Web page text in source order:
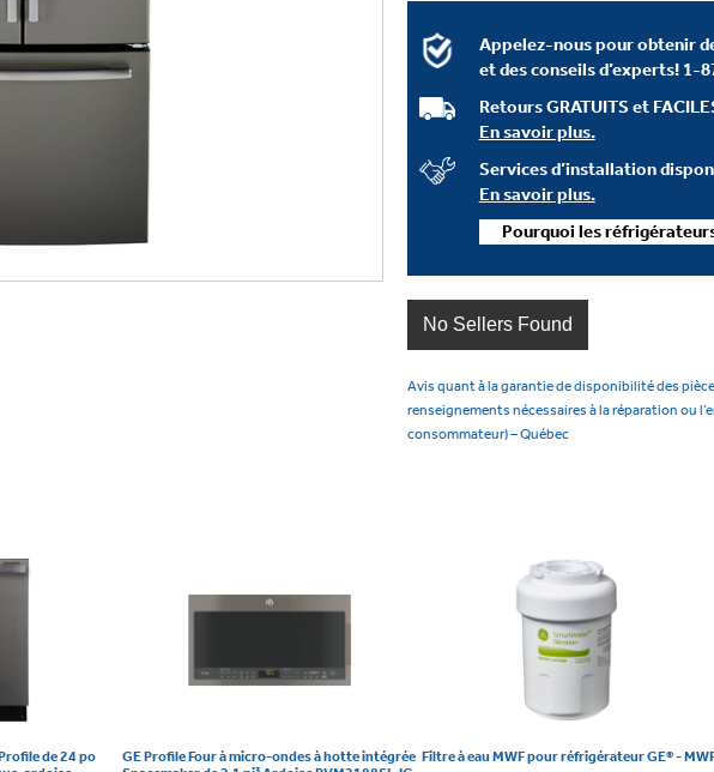
Appelez-nous pour obtenir
et des conseils d’experts! 1-
Retours GRATUITS et
En savoir plus.
Services d’installation
En savoir plus.
Pourquoi les
No Sellers Found
Avis quant à la garantie de disponibilité des
renseignements nécessaires à la réparation ou
consommateur) – Québec
de 24 po
GE Profile Four à micro-ondes à hotte intégrée Filtre à eau MWF pour réfrigérateur GE® -